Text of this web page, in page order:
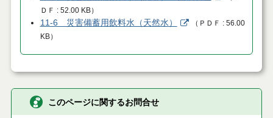
ＤＦ
52.00 KB）
11-6 災害備蓄用飲料水（天然水） （ ＰＤＦ
56.00
KB）
このページに関するお問合せ